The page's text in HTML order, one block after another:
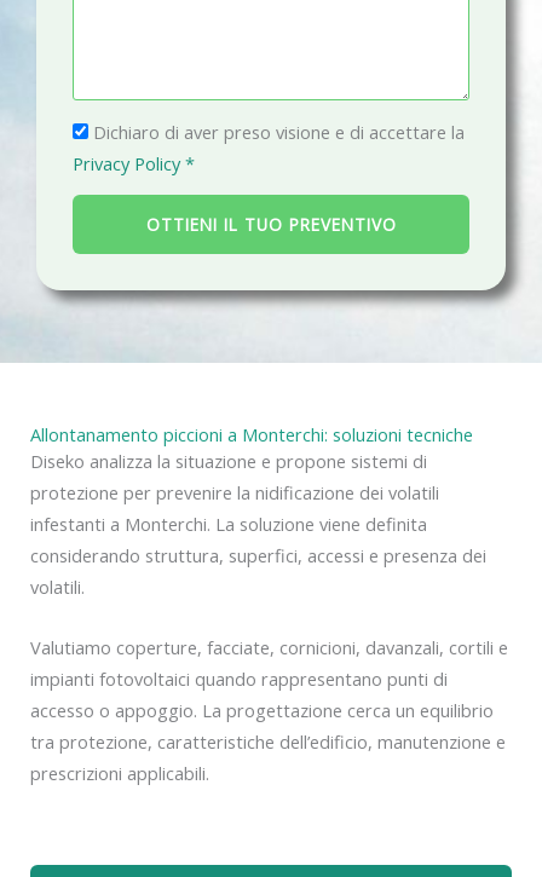
a
g
g
i
P
r
i
a
c
Dichiaro di aver preso visione e di accettare la
Privacy Policy *
OTTIENI IL TUO PREVENTIVO
Allontanamento piccioni a Monterchi: soluzioni tecniche
Diseko analizza la situazione e propone sistemi di
protezione per prevenire la nidificazione dei volatili
infestanti a Monterchi. La soluzione viene definita
considerando struttura, superfici, accessi e presenza dei
volatili.
Valutiamo coperture, facciate, cornicioni, davanzali, cortili e
impianti fotovoltaici quando rappresentano punti di
accesso o appoggio. La progettazione cerca un equilibrio
tra protezione, caratteristiche dell’edificio, manutenzione e
prescrizioni applicabili.